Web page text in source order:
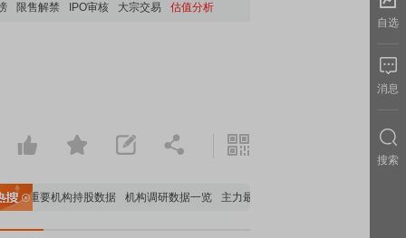
限售解禁 IPO审核 大宗交易 估值分析
重要机构持股数据 机构调研数据一览 主力最新动向
自选
消息
搜索